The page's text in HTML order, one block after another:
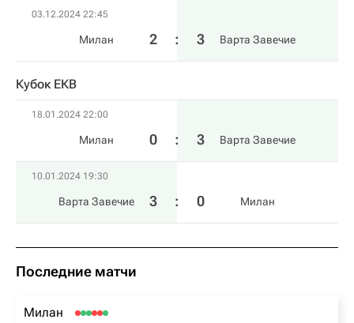
03.12.2024 22:45
Милан 2 : 3 Варта Завечие
Кубок ЕКВ
18.01.2024 22:00
Милан 0 : 3 Варта Завечие
10.01.2024 19:30
Варта Завечие 3 : 0 Милан
Последние матчи
Милан